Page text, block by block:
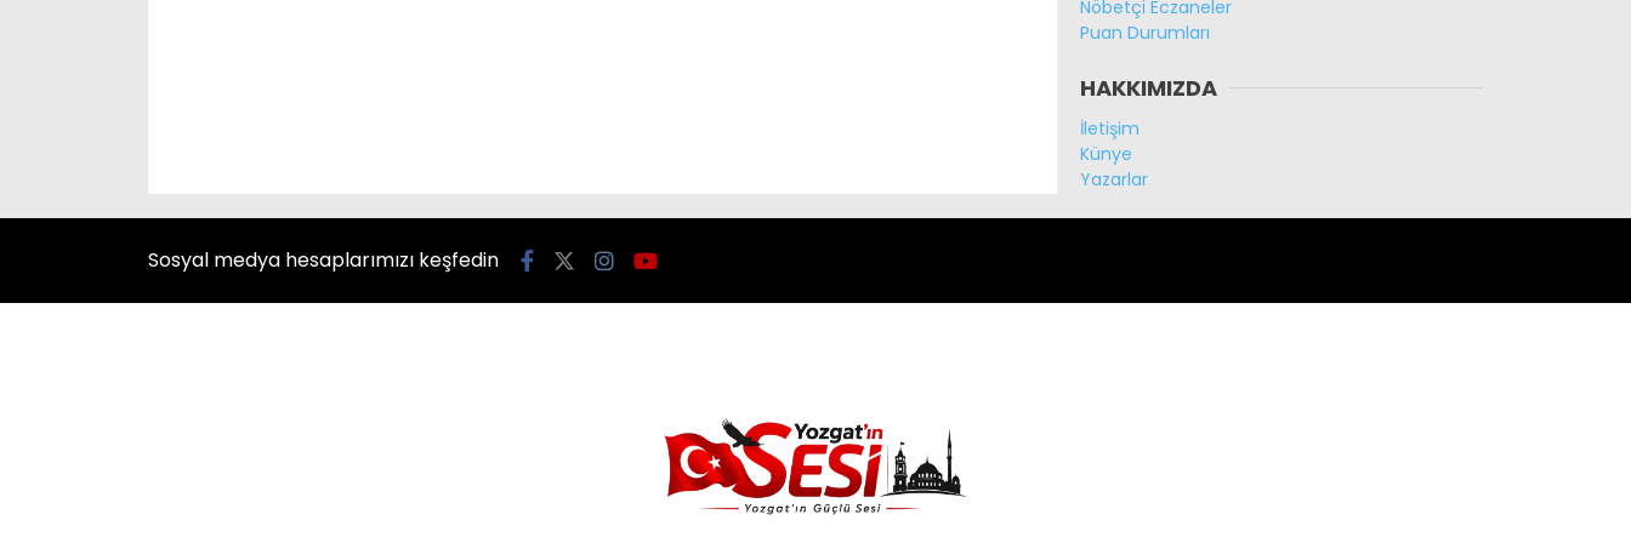
Nöbetçi Eczaneler
Puan Durumları
HAKKIMIZDA
İletişim
Künye
Yazarlar
Sosyal medya hesaplarımızı keşfedin